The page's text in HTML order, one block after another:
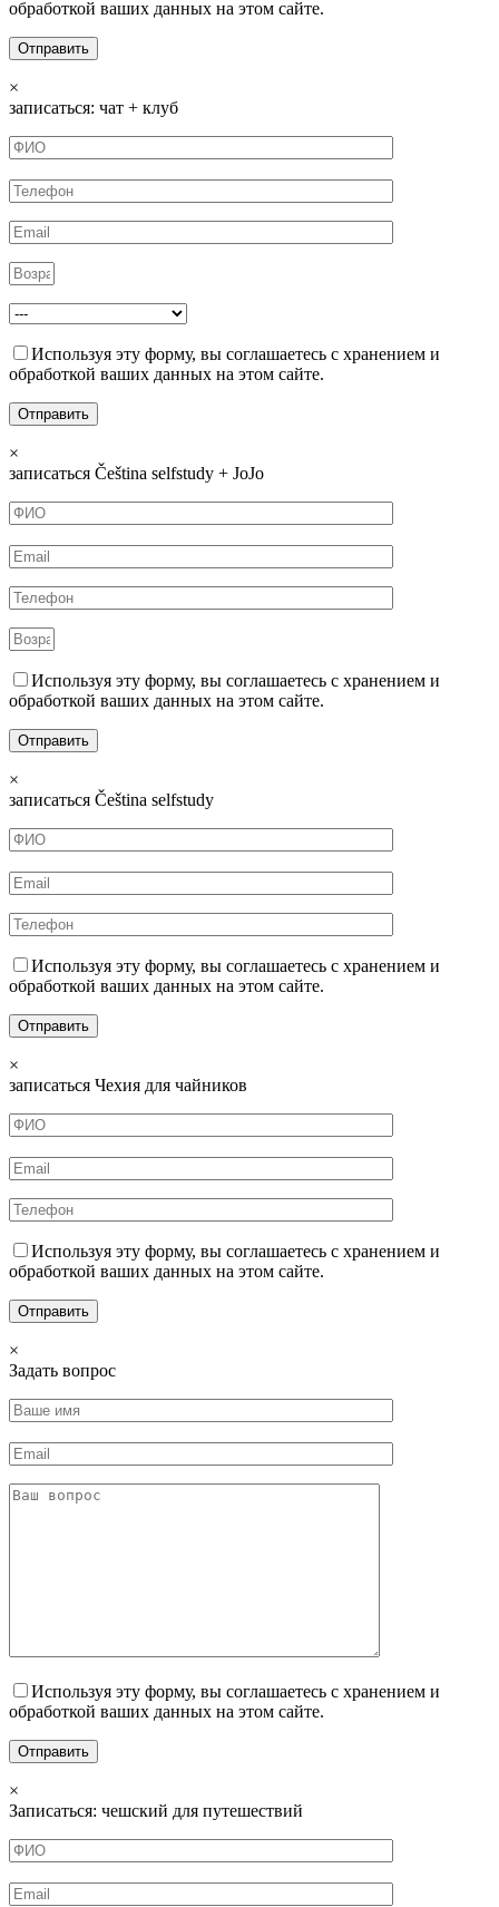
обработкой ваших данных на этом сайте.
×
записаться: чат + клуб
Используя эту форму, вы соглашаетесь с хранением и
обработкой ваших данных на этом сайте.
×
записаться Čeština selfstudy + JoJo
Используя эту форму, вы соглашаетесь с хранением и
обработкой ваших данных на этом сайте.
×
записаться Čeština selfstudy
Используя эту форму, вы соглашаетесь с хранением и
обработкой ваших данных на этом сайте.
×
записаться Чехия для чайников
Используя эту форму, вы соглашаетесь с хранением и
обработкой ваших данных на этом сайте.
×
Задать вопрос
Используя эту форму, вы соглашаетесь с хранением и
обработкой ваших данных на этом сайте.
×
Записаться: чешский для путешествий